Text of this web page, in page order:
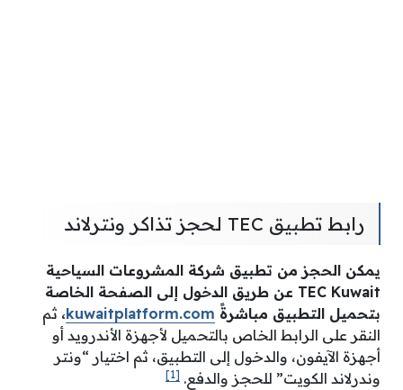
رابط تطبيق TEC لحجز تذاكر ونترلاند
يمكن الحجز من تطبيق شركة المشروعات السياحية
TEC Kuwait عن طريق الدخول إلى الصفحة الخاصة
بتحميل التطبيق مباشرةً kuwaitplatform.com، ثم
النقر على الرابط الخاص بالتحميل لأجهزة الأندرويد أو
أجهزة الآيفون، والدخول إلى التطبيق، ثم اختيار “ونتر
وندرلاند الكويت” للحجز والدفع. [1]